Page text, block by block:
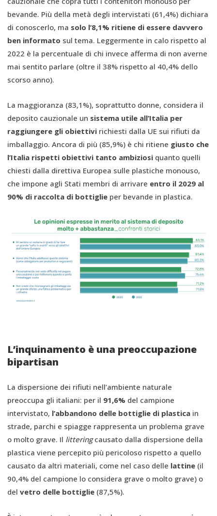
bevande. Più della metà degli intervistati (61,4%) dichiara
di conoscerlo, ma solo l’8,1% ritiene di essere davvero
ben informato sul tema. Leggermente in calo rispetto al
2022 è la percentuale di chi invece afferma di non averne
mai sentito parlare (oltre il 38% rispetto al 40,4% dello
scorso anno).
La maggioranza (83,1%), soprattutto donne, considera il
deposito cauzionale un sistema utile all’Italia per
raggiungere gli obiettivi richiesti dalla UE sui rifiuti da
imballaggio. Ancora di più (85,9%) è chi ritiene giusto che
l’Italia rispetti obiettivi tanto ambiziosi quanto quelli
chiesti dalla direttiva Europea sulle plastiche monouso,
che impone agli Stati membri di arrivare entro il 2029 al
90% di raccolta di bottiglie per bevande in plastica.
L’inquinamento è una preoccupazione
bipartisan
La dispersione dei rifiuti nell’ambiente naturale
preoccupa gli italiani: per il 91,6% del campione
intervistato, l’abbandono delle bottiglie di plastica in
strade, parchi e spiagge rappresenta un problema grave
o molto grave. Il litteringcausato dalla dispersione della
plastica viene percepito più pericoloso rispetto a quello
causato da altri materiali, come nel caso delle lattine (il
90,4% del campione lo considera grave o molto grave) o
del vetro delle bottiglie (87,5%).